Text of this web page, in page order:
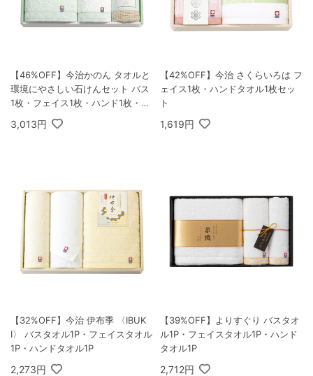
【46%OFF】今治かのん タオルと
環境にやさしい石けんセット バス
1枚・フェイス1枚・ハンド1枚・綿
ボディタオル1枚・石けん3個
3,013円
【42%OFF】今治 さくらいろは フ
ェイス1枚・ハンドタオル1枚セッ
ト
1,619円
【32%OFF】今治 伊布季 〈IBUK
I〉 バスタオル1P・フェイスタオル
1P・ハンドタオル1P
2,273円
【39%OFF】よりすぐり バスタオ
ル1P・フェイスタオル1P・ハンド
タオル1P
2,712円